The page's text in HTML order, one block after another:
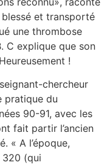
et transporté
une thrombose
C explique que son
!
chercheur
pratique du
90-91, avec les
fait partir l’ancien
« A l’époque,
320 (qui